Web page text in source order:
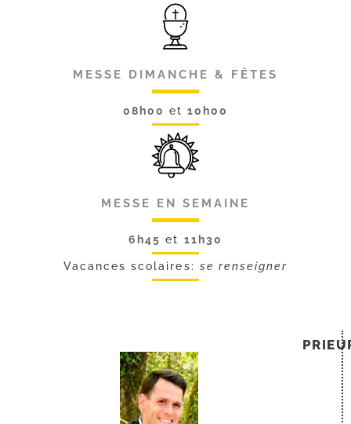
MESSE DIMANCHE & FÊTES
08h00 et10h00
MESSE EN SEMAINE
6h45 et 11h30
Vacances scolaires: se renseigner